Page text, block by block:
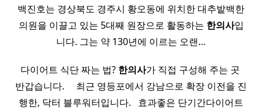
백진호는 경상북도 경주시 황오동에 위치한 대추밭백한
의원을 이끌고 있는 5대째 원장으로 활동하는 한의사입
니다. 그는 약 130년에 이르는 오랜…
​ 다이어트 식단 짜는 법? 한의사가 직접 구성해 주는 곳 ​ ​
반갑습니다. ​ ​ ​ ​ 최근 영등포에서 강남으로 확장 이전을 진
행한, 닥터 블루워터입니다. ​ ​ 효과좋은 단기간다이어트